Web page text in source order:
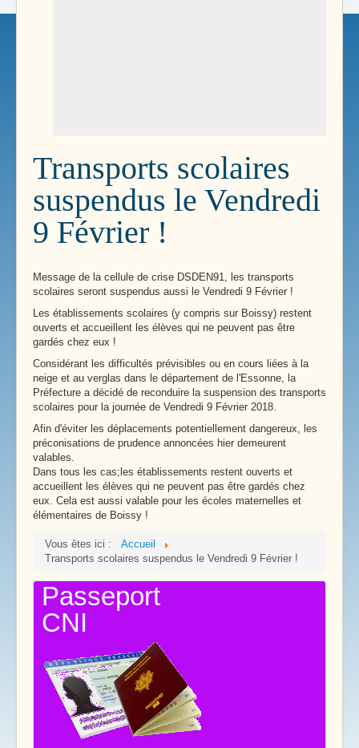
Transports scolaires
suspendus le Vendredi
9 Février !
Message de la cellule de crise DSDEN91, les transports
scolaires seront suspendus aussi le Vendredi 9 Février !
Les établissements scolaires (y compris sur Boissy) restent
ouverts et accueillent les élèves qui ne peuvent pas être
gardés chez eux !
Considérant les difficultés prévisibles ou en cours liées à la
neige et au verglas dans le département de l'Essonne, la
Préfecture a décidé de reconduire la suspension des transports
scolaires pour la journée de Vendredi 9 Février 2018.
Afin d'éviter les déplacements potentiellement dangereux, les
préconisations de prudence annoncées hier demeurent
valables.
Dans tous les cas;les établissements restent ouverts et
accueillent les élèves qui ne peuvent pas être gardés chez
eux. Cela est aussi valable pour les écoles maternelles et
élémentaires de Boissy !
Vous êtes ici :
Accueil
Transports scolaires suspendus le Vendredi 9 Février !
Passeport
CNI